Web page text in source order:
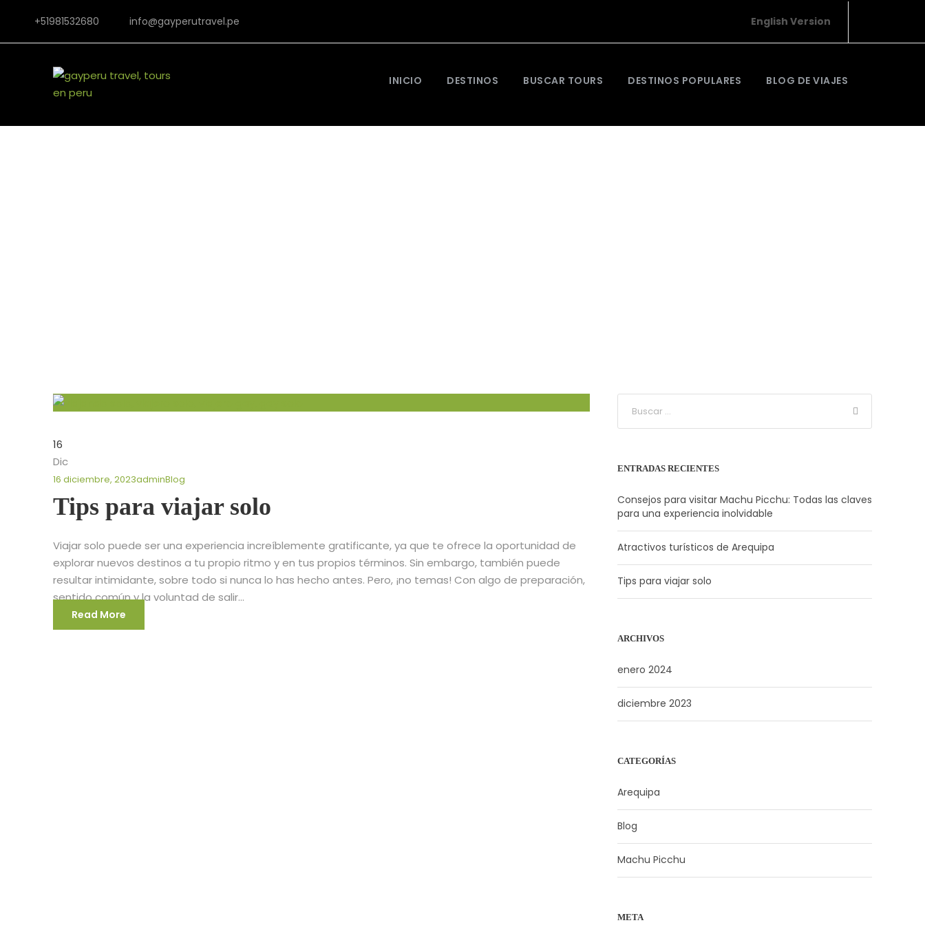
+51981532680 info@gayperutravel.pe English Version
INICIO DESTINOS BUSCAR TOURS DESTINOS POPULARES BLOG DE VIAJES
16
Dic
16 diciembre, 2023adminBlog
Tips para viajar solo
Viajar solo puede ser una experiencia increíblemente gratificante, ya que te ofrece la oportunidad de
explorar nuevos destinos a tu propio ritmo y en tus propios términos. Sin embargo, también puede
resultar intimidante, sobre todo si nunca lo has hecho antes. Pero, ¡no temas! Con algo de preparación,
sentido común y la voluntad de salir...
Read More
ENTRADAS RECIENTES
Consejos para visitar Machu Picchu: Todas las claves
para una experiencia inolvidable
Atractivos turísticos de Arequipa
Tips para viajar solo
ARCHIVOS
enero 2024
diciembre 2023
CATEGORÍAS
Arequipa
Blog
Machu Picchu
META